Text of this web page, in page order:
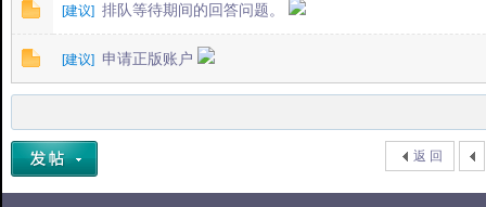
[建议] 排队等待期间的回答问题。
[建议] 申请正版账户
返 回